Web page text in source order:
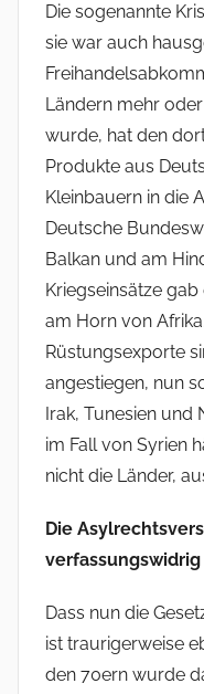
Die sogenannte
sie war auch
Ländern mehr
wurde, hat den
Produkte aus
Kleinbauern in die
Deutsche
Balkan und am
Kriegseinsätze
am Horn von
Rüstungsexporte
angestiegen, nun
Irak, Tunesien
im Fall von Syrien
nicht die Länder,
Die
Dass nun die
ist traurigerweise
den 70ern wurde